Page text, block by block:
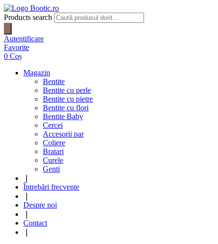
Products search
Autentificare
Favorite
0 Coș
Magazin
Bentite
Bentite cu perle
Bentite cu pietre
Bentite cu flori
Bentite Baby
Cercei
Accesorii par
Coliere
Bratari
Curele
Genti
Întrebări frecvente
Despre noi
Contact